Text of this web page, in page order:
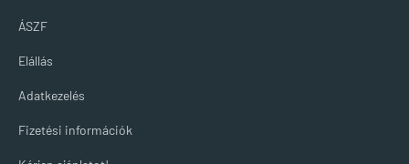
ÁSZF
Elállás
Adatkezelés
Fizetési információk